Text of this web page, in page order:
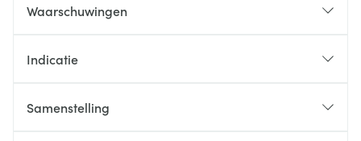
Waarschuwingen
Indicatie
Samenstelling